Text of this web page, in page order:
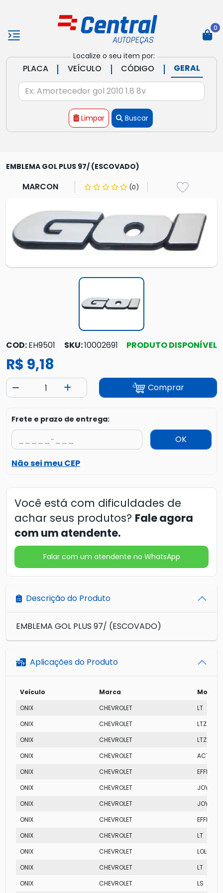
Localize o seu item por:
PLACA | VEÍCULO | CÓDIGO | GERAL
Limpar Buscar
0
EMBLEMA GOL PLUS 97/ (ESCOVADO)
MARCON (0)
COD:EH9501 SKU:10002691 PRODUTO DISPONÍVEL
R$ 9,18
Comprar
Frete e prazo de entrega:
OK
Não sei meu CEP
Você está com dificuldades de
achar seus produtos? Fale agora
com um atendente.
Falar com um atendente no WhatsApp
Descrição do Produto
EMBLEMA GOL PLUS 97/ (ESCOVADO)
Aplicações do Produto
Veículo Marca
Modelo
ONIX
CHEVROLET
LT
ONIX
CHEVROLET
LTZ
ONIX
CHEVROLET
LTZ
ONIX
CHEVROLET
ACTIV
ONIX
CHEVROLET
EFFECT
ONIX
CHEVROLET
JOY
ONIX
CHEVROLET
JOY
ONIX
CHEVROLET
EFFECT
ONIX
CHEVROLET
LT
ONIX
CHEVROLET
ONIX
CHEVROLET
LT
ONIX
CHEVROLET LS